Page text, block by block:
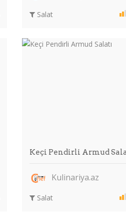
Salat
Keçi Pendirli Armud
Kulinariya.az
Salat